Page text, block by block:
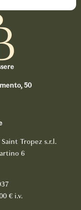
50
Tropez s.r.l.
6
€ i.v.